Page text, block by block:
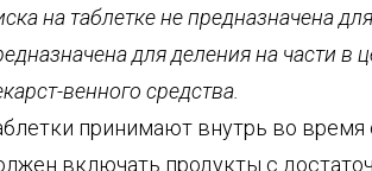
на таблетке не предназначена
для деления на части в
венного средства.
принимают внутрь во
включать продукты с